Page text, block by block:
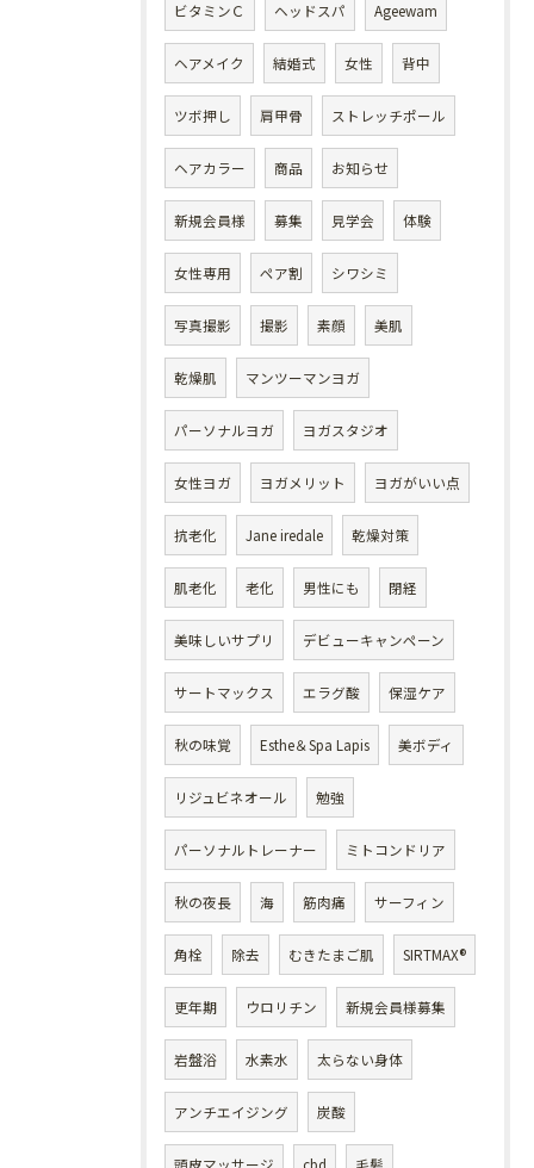
ビタミンＣ ヘッドスパ Ageewam
ヘアメイク 結婚式 女性 背中
ツボ押し 肩甲骨 ストレッチポール
ヘアカラー 商品 お知らせ
新規会員様 募集 見学会 体験
女性専用 ペア割 シワシミ
写真撮影 撮影 素顔 美肌
乾燥肌 マンツーマンヨガ
パーソナルヨガ ヨガスタジオ
女性ヨガ ヨガメリット ヨガがいい点
抗老化 Jane iredale 乾燥対策
肌老化 老化 男性にも 閉経
美味しいサプリ デビューキャンペーン
サートマックス エラグ酸 保湿ケア
秋の味覚 Esthe＆Spa Lapis 美ボディ
リジュビネオール 勉強
パーソナルトレーナー ミトコンドリア
秋の夜長 海 筋肉痛 サーフィン
角栓 除去 むきたまご肌 SIRTMAX®
更年期 ウロリチン 新規会員様募集
岩盤浴 水素水 太らない身体
アンチエイジング 炭酸